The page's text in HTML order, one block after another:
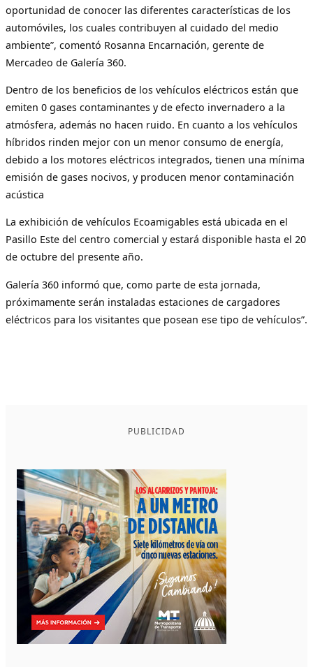
oportunidad de conocer las diferentes características de los
automóviles, los cuales contribuyen al cuidado del medio
ambiente”, comentó Rosanna Encarnación, gerente de
Mercadeo de Galería 360.
Dentro de los beneficios de los vehículos eléctricos están que
emiten 0 gases contaminantes y de efecto invernadero a la
atmósfera, además no hacen ruido. En cuanto a los vehículos
híbridos rinden mejor con un menor consumo de energía,
debido a los motores eléctricos integrados, tienen una mínima
emisión de gases nocivos, y producen menor contaminación
acústica
La exhibición de vehículos Ecoamigables está ubicada en el
Pasillo Este del centro comercial y estará disponible hasta el 20
de octubre del presente año.
Galería 360 informó que, como parte de esta jornada,
próximamente serán instaladas estaciones de cargadores
eléctricos para los visitantes que posean ese tipo de vehículos”.
PUBLICIDAD